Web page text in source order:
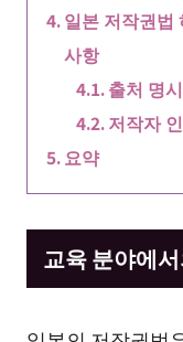
일본 저작권법
사항
출처 명
저작자
요약
교육 분야에